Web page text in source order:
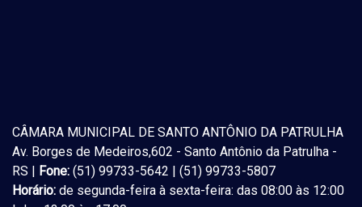
CÂMARA MUNICIPAL DE SANTO ANTÔNIO DA PATRULHA
Av. Borges de Medeiros,602 - Santo Antônio da Patrulha -
RS |
Fone: (51) 99733-5642 | (51) 99733-5807
Horário: de segunda-feira à sexta-feira: das 08:00 às 12:00